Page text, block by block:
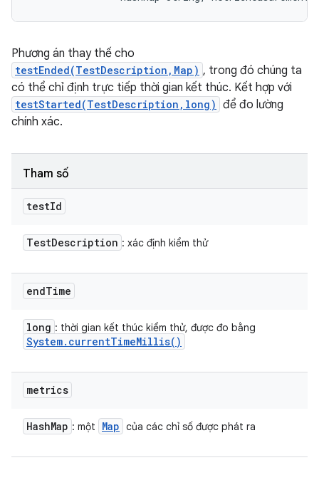
Phương án thay thế cho
testEnded(TestDescription,Map) , trong đó chúng ta
có thể chỉ định trực tiếp thời gian kết thúc. Kết hợp với
testStarted(TestDescription,long) để đo lường
chính xác.
Tham số
testId
TestDescription : xác định kiểm thử
endTime
long : thời gian kết thúc kiểm thử, được đo bằng
System. currentTimeMillis( )
metrics
HashMap : một Map của các chỉ số được phát ra